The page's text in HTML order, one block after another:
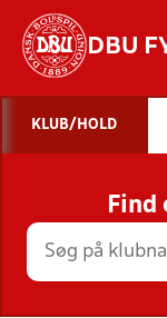
DBU
KLUB/HOLD
Find